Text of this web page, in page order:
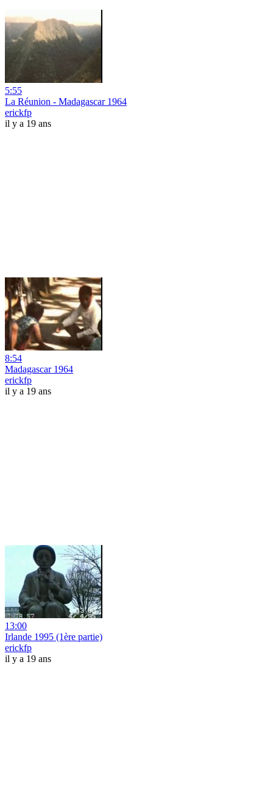
5:55
La Réunion - Madagascar 1964
erickfp
il y a 19 ans
8:54
Madagascar 1964
erickfp
il y a 19 ans
13:00
Irlande 1995 (1ère partie)
erickfp
il y a 19 ans